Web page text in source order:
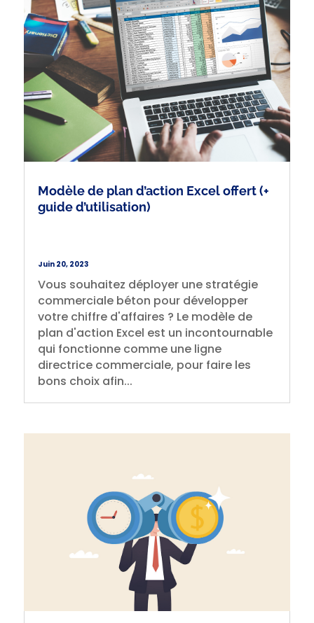
Modèle de plan d’action Excel offert (+
guide d’utilisation)
Juin 20, 2023
Vous souhaitez déployer une stratégie
commerciale béton pour développer
votre chiffre d'affaires ? Le modèle de
plan d'action Excel est un incontournable
qui fonctionne comme une ligne
directrice commerciale, pour faire les
bons choix afin...